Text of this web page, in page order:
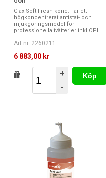
Clax Soft Fresh konc. - är ett
högkoncentrerat antistat- och
mjukgöringsmedel för
professionella tvätterier inkl OPL ...
Art nr. 2260211
6 883,00 kr
+
-
Köp